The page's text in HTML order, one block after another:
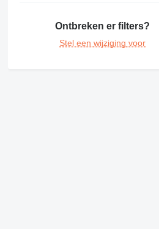
Ontbreken er filters?
Stel een wijziging voor